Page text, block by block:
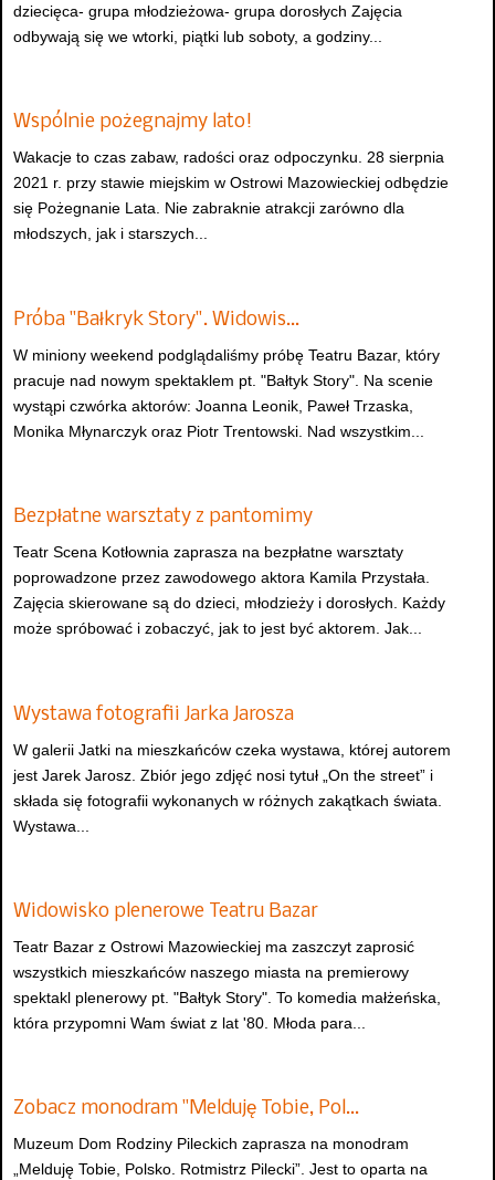
dziecięca- grupa młodzieżowa- grupa dorosłych Zajęcia
odbywają się we wtorki, piątki lub soboty, a godziny...
Wspólnie pożegnajmy lato!
Wakacje to czas zabaw, radości oraz odpoczynku. 28 sierpnia
2021 r. przy stawie miejskim w Ostrowi Mazowieckiej odbędzie
się Pożegnanie Lata. Nie zabraknie atrakcji zarówno dla
młodszych, jak i starszych...
Próba "Bałkryk Story". Widowis…
W miniony weekend podglądaliśmy próbę Teatru Bazar, który
pracuje nad nowym spektaklem pt. "Bałtyk Story". Na scenie
wystąpi czwórka aktorów: Joanna Leonik, Paweł Trzaska,
Monika Młynarczyk oraz Piotr Trentowski. Nad wszystkim...
Bezpłatne warsztaty z pantomimy
Teatr Scena Kotłownia zaprasza na bezpłatne warsztaty
poprowadzone przez zawodowego aktora Kamila Przystała.
Zajęcia skierowane są do dzieci, młodzieży i dorosłych. Każdy
może spróbować i zobaczyć, jak to jest być aktorem. Jak...
Wystawa fotografii Jarka Jarosza
W galerii Jatki na mieszkańców czeka wystawa, której autorem
jest Jarek Jarosz. Zbiór jego zdjęć nosi tytuł „On the street” i
składa się fotografii wykonanych w różnych zakątkach świata.
Wystawa...
Widowisko plenerowe Teatru Bazar
Teatr Bazar z Ostrowi Mazowieckiej ma zaszczyt zaprosić
wszystkich mieszkańców naszego miasta na premierowy
spektakl plenerowy pt. "Bałtyk Story". To komedia małżeńska,
która przypomni Wam świat z lat '80. Młoda para...
Zobacz monodram "Melduję Tobie, Pol…
Muzeum Dom Rodziny Pileckich zaprasza na monodram
„Melduję Tobie, Polsko. Rotmistrz Pilecki”. Jest to oparta na